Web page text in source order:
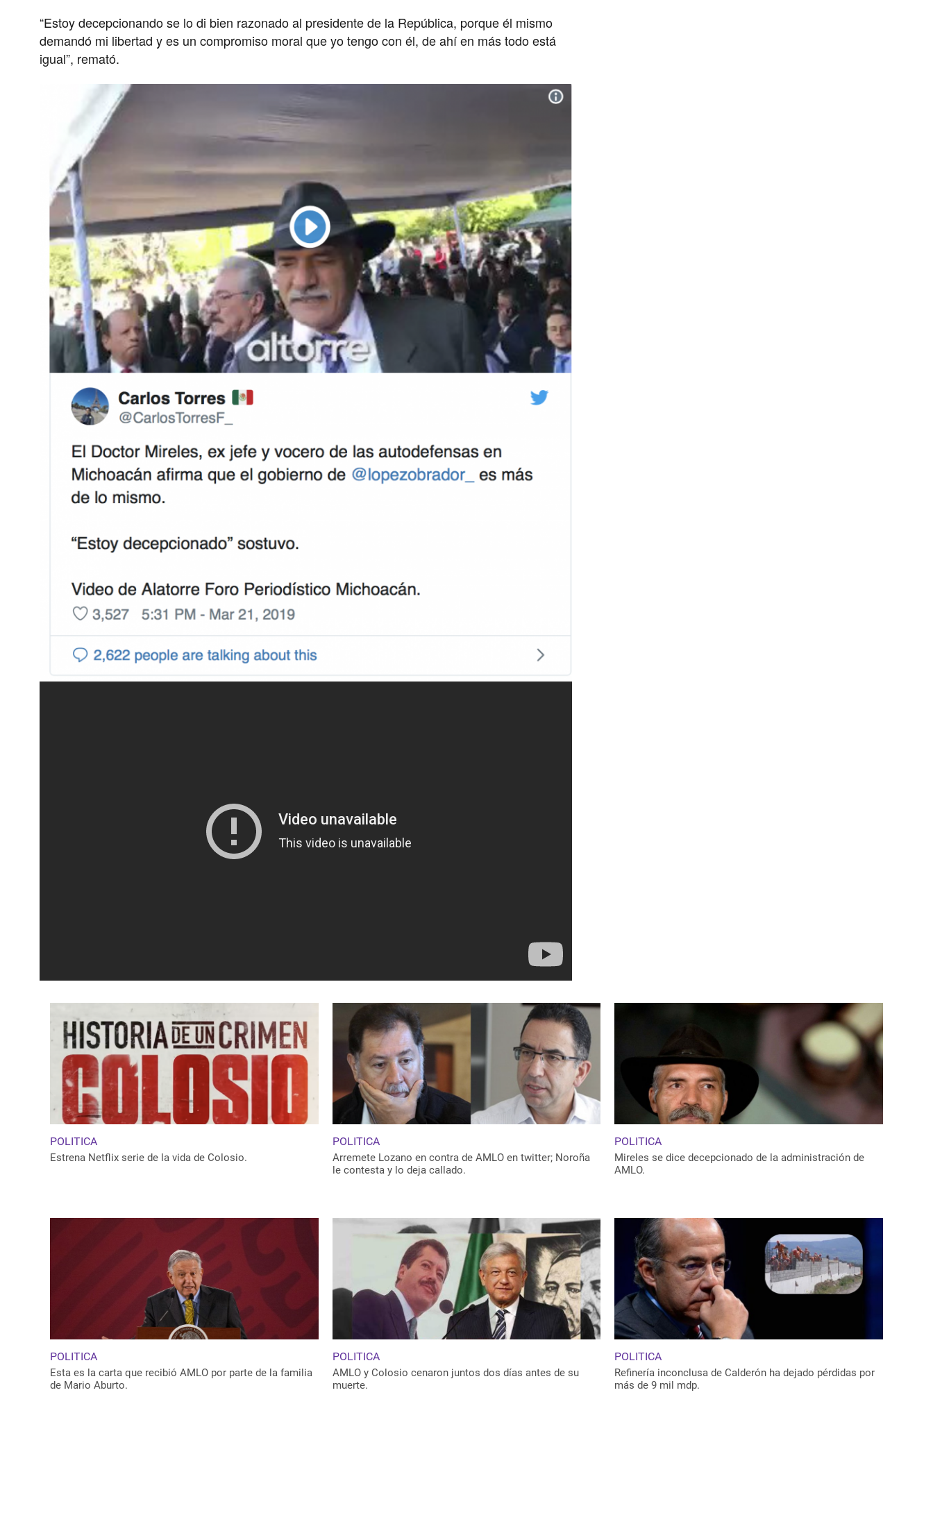
“Estoy decepcionando se lo di bien razonado al presidente de la República, porque él mismo
demandó mi libertad y es un compromiso moral que yo tengo con él, de ahí en más todo está
igual”, remató.
POLITICA
Estrena Netflix serie de la vida de Colosio.
POLITICA
Arremete Lozano en contra de AMLO en twitter; Noroña
le contesta y lo deja callado.
POLITICA
Mireles se dice decepcionado de la administración de
AMLO.
POLITICA
Esta es la carta que recibió AMLO por parte de la familia
de Mario Aburto.
POLITICA
AMLO y Colosio cenaron juntos dos días antes de su
muerte.
POLITICA
Refinería inconclusa de Calderón ha dejado pérdidas por
más de 9 mil mdp.